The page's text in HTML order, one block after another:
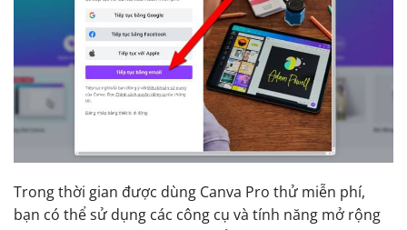
Trong thời gian được dùng Canva Pro thử miễn phí,
bạn có thể sử dụng các công cụ và tính năng mở rộng